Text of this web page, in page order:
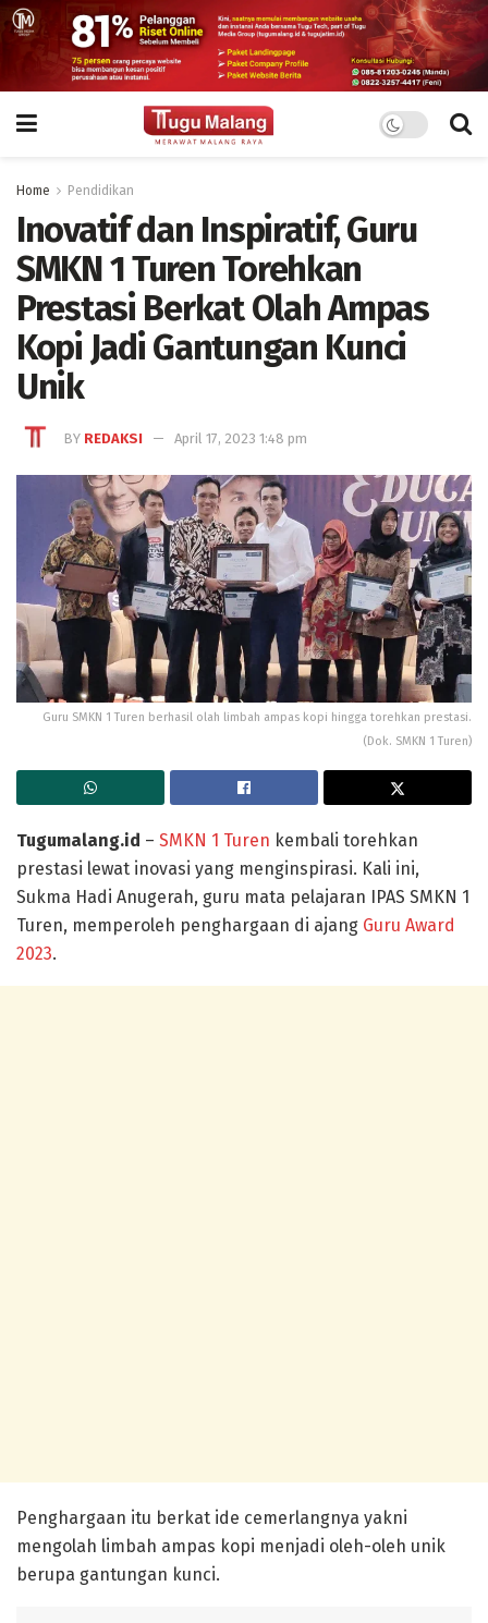
Home Pendidikan
Inovatif dan Inspiratif, Guru
SMKN 1 Turen Torehkan
Prestasi Berkat Olah Ampas
Kopi Jadi Gantungan Kunci
Unik
BY REDAKSI April 17, 2023 1:48 pm
Guru SMKN 1 Turen berhasil olah limbah ampas kopi hingga torehkan prestasi.
(Dok. SMKN 1 Turen)
Tugumalang.id – SMKN 1 Turen kembali torehkan
prestasi lewat inovasi yang menginspirasi. Kali ini,
Sukma Hadi Anugerah, guru mata pelajaran IPAS SMKN 1
Turen, memperoleh penghargaan di ajang Guru Award
2023.
Penghargaan itu berkat ide cemerlangnya yakni
mengolah limbah ampas kopi menjadi oleh-oleh unik
berupa gantungan kunci.